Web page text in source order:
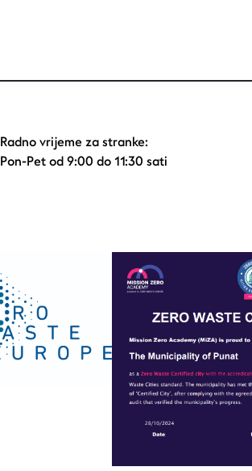
Radno vrijeme za stranke:
Pon-Pet od 9:00 do 11:30 sati